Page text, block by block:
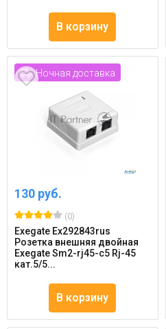
В корзину
Ночная доставка
130 руб.
(0)
Exegate Ex292843rus
Розетка внешняя двойная
Exegate Sm2-rj45-c5 Rj-45
кат.5/5...
В корзину